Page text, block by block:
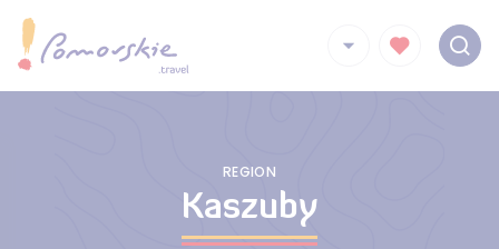
REGION
Kaszuby